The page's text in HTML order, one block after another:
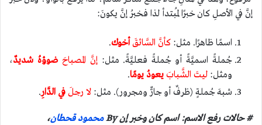
إنَّ في الأصلِ كان خبرًا لمُبتدأ لذا فخبرُ إنَّ يكونَ:
اسمًا ظاهرًا. مثل: كأنَّ السَّائقَ أخوك.
جُملةً اسميَّةً أو جُملةً فعليَّةً. مثل:إنَّ المصباحَ ضوؤهُ شديدٌ،
ومثل: ليتَ الشَّبابَ يعودُ يومًا.
شبهَ جُملةٍ (ظرفٌ أو جارٌّ ومجرور). مثل: لا رجلَ في الدَّارِ.
# حالات رفع الاسم: اسم كان وخبر إن By محمود قحطان،